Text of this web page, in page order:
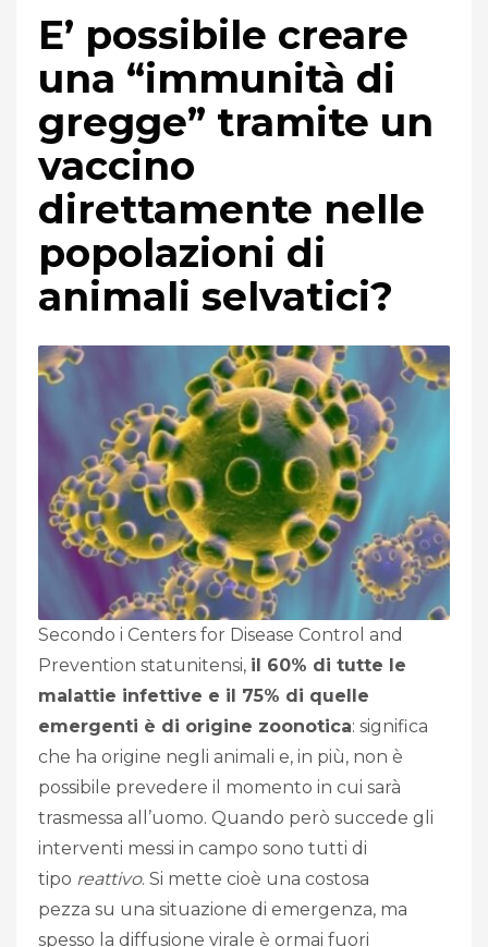
E’ possibile creare
una “immunità di
gregge” tramite un
vaccino
direttamente nelle
popolazioni di
animali selvatici?
Secondo i Centers for Disease Control and
Prevention statunitensi, il 60% di tutte le
malattie infettive e il 75% di quelle
emergenti è di origine zoonotica: significa
che ha origine negli animali e, in più, non è
possibile prevedere il momento in cui sarà
trasmessa all’uomo. Quando però succede gli
interventi messi in campo sono tutti di
tipo reattivo. Si mette cioè una costosa
pezza su una situazione di emergenza, ma
spesso la diffusione virale è ormai fuori